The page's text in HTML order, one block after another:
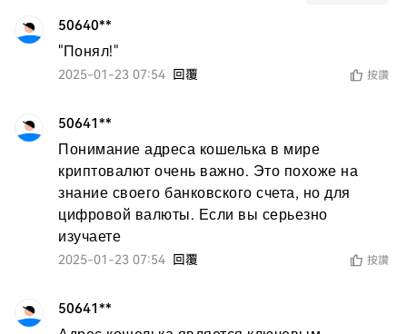
50640**
"Понял!"
2025-01-23 07:54 回覆 按讚
50641**
Понимание адреса кошелька в мире
криптовалют очень важно. Это похоже на
знание своего банковского счета, но для
цифровой валюты. Если вы серьезно
изучаете
2025-01-23 07:54 回覆 按讚
50641**